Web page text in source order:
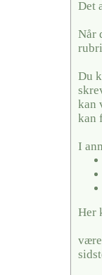
Det
Når
Du
kan
kan
I
Her